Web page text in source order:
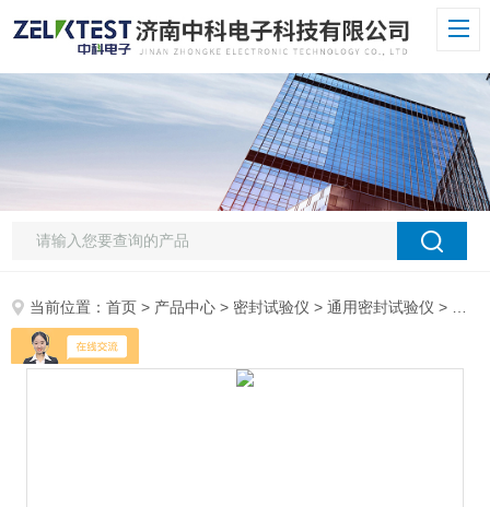
当前位置：首页 > 产品中心 > 密封试验仪 >通用密封试验仪 > MIT-L20微生物侵入试验仪 支持非标尺寸包装检测